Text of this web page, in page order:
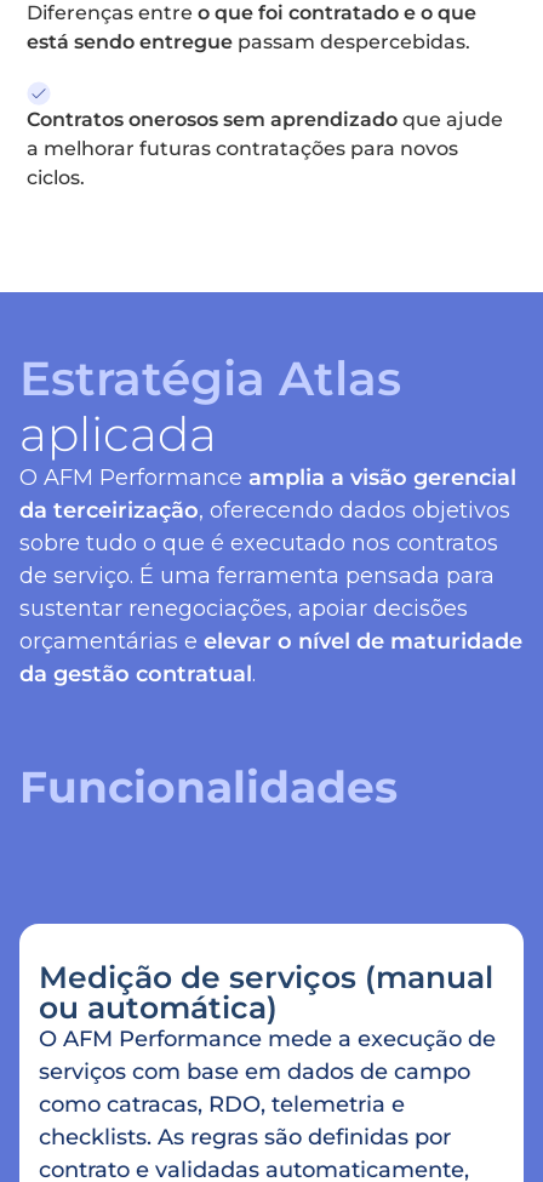
Diferenças entreo que foi contratado e o que
está sendo entregue passam despercebidas.
Contratos onerosos sem aprendizado que ajude
a melhorar futuras contratações para novos
ciclos.
Estratégia Atlas
aplicada
O AFM Performance amplia a visão gerencial
da terceirização, oferecendo dados objetivos
sobre tudo o que é executado nos contratos
de serviço. É uma ferramenta pensada para
sustentar renegociações, apoiar decisões
orçamentárias e elevar o nível de maturidade
da gestão contratual.
Funcionalidades
Medição de serviços (manual
ou automática)
O AFM Performance mede a execução de
serviços com base em dados de campo
como catracas, RDO, telemetria e
checklists. As regras são definidas por
contrato e validadas automaticamente,